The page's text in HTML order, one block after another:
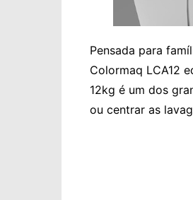
Pensada para
Colormaq LCA12
12kg é um dos
ou centrar as